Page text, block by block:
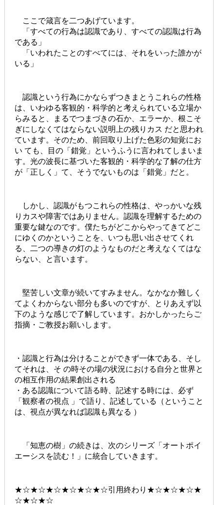
ここで箴言を二つあげています。
「すべての行為は認識であり、すべての認識は行為
である」
「いわれたことのすべてには、それをいった誰かが
いる」
認識という行為にかならずつきまとうこれらの性格
は、いわゆる客観的・科学的と考えられている立場か
らみると、まるでつまづきの石か、エラーか、根こそ
ぎにしなくてはならない説明上の残りカス だと思われ
ています。そのため、前回取り上げた色彩の知覚にお
い ても、目の「錯覚」というふうに言われてしまいま
す。光の波長に基づいた客観的・科学的な了解の仕方
が「正しく」て、そうでないものは「錯覚」だと。
しかし、認識がもつこれらの性格は、やっかいな残
りカスや障害ではありません。認識を理解するための
重要な鍵なのです。僕たちがどこからやってきてどこ
にゆくのかということを、いつも思い出させてくれ
る、二つの導きの灯のようなものだと考えなくてはな
らない、と言います。
堅苦しい文章が続いてすみません。なかなか難しく
てよくわからない部分も多いのですが、とりあえず以
下のような感じで了解しています。おかしかったらご
指摘・ご教授お願いします。
・認識と行為は分けることができず一体である、そし
てそれは、そ の時その場の状況における自分と世界と
の相互作用の結果創出される
・ある認識について語る時、記述する時には、必ず
「観察者の視点 」で語り、記述している（ということ
は、視点が異なれば認識も異なる ）
「知恵の樹」の続きは、次のシリーズ「オートポイ
エーシスを読む！」に統合していきます。
★☆★☆★☆★☆★☆★☆引用終わり★☆★☆★☆★
☆★☆★☆